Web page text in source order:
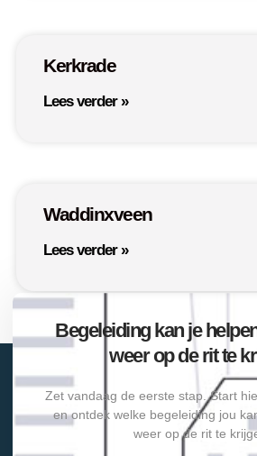
Kerkrade
Lees verder »
Waddinxveen
Lees verder »
Begeleiding kan je
weer op de rit te
Zet vandaag de eerste stap. Start
en ontdek welke begeleiding jou
weer op de rit te